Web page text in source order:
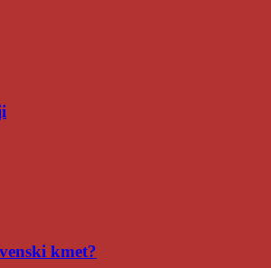
kmet?